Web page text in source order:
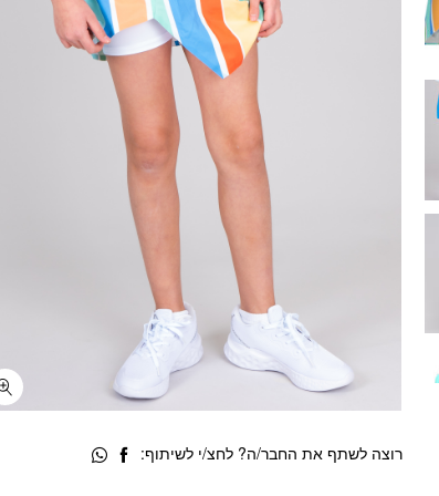
רוצה לשתף את החבר/ה? לחצ/י לשיתוף: